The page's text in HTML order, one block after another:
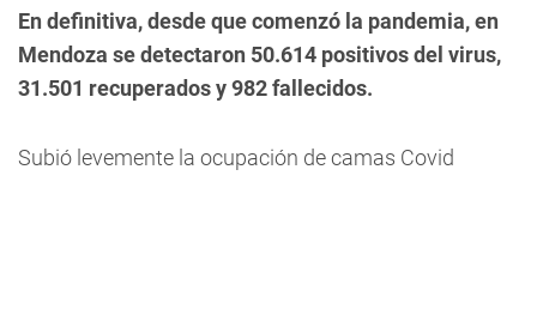
En definitiva, desde que comenzó la pandemia, en
Mendoza se detectaron 50.614 positivos del virus,
31.501 recuperados y 982 fallecidos.
Subió levemente la ocupación de camas Covid